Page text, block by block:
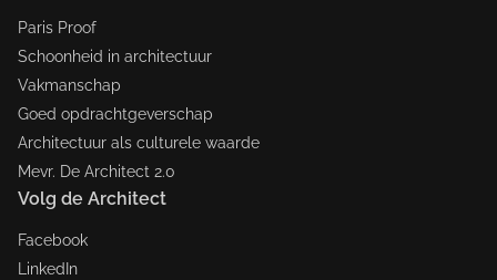
Paris Proof
Schoonheid in architectuur
Vakmanschap
Goed opdrachtgeverschap
Architectuur als culturele waarde
Mevr. De Architect 2.0
Volg de Architect
Facebook
LinkedIn